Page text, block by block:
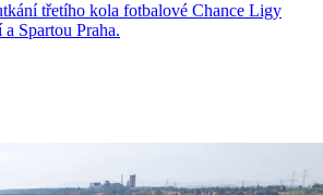
třetího kola fotbalové Chance Ligy
Spartou Praha.